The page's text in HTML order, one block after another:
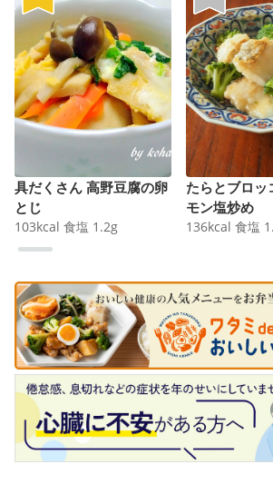
具だくさん 高野豆腐の卵
とじ
103kcal 食塩 1.2g
たらとブロッ
モン塩炒め
136kcal 食塩